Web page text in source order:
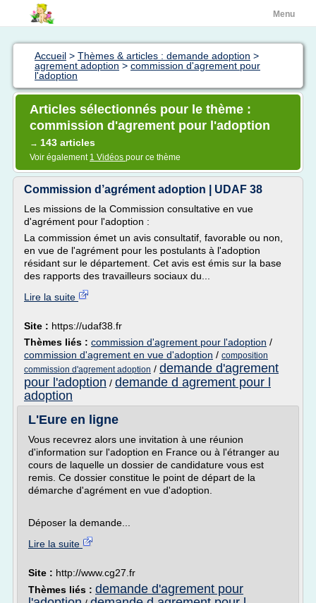
Menu
Accueil > Thèmes & articles : demande adoption >
agrement adoption > commission d'agrement pour
l'adoption
Articles sélectionnés pour le thème :
commission d'agrement pour l'adoption
→ 143 articles
Voir également 1 Vidéos pour ce thème
Commission d’agrément adoption | UDAF 38
Les missions de la Commission consultative en vue
d'agrément pour l'adoption :
La commission émet un avis consultatif, favorable ou non,
en vue de l'agrément pour les postulants à l'adoption
résidant sur le département. Cet avis est émis sur la base
des rapports des travailleurs sociaux du...
Lire la suite
Site : https://udaf38.fr
Thèmes liés : commission d'agrement pour l'adoption /
commission d'agrement en vue d'adoption / composition
commission d'agrement adoption / demande d'agrement
pour l'adoption / demande d agrement pour l
adoption
L'Eure en ligne
Vous recevrez alors une invitation à une réunion
d'information sur l'adoption en France ou à l'étranger au
cours de laquelle un dossier de candidature vous est
remis. Ce dossier constitue le point de départ de la
démarche d'agrément en vue d'adoption.
Déposer la demande...
Lire la suite
Site : http://www.cg27.fr
Thèmes liés : demande d'agrement pour